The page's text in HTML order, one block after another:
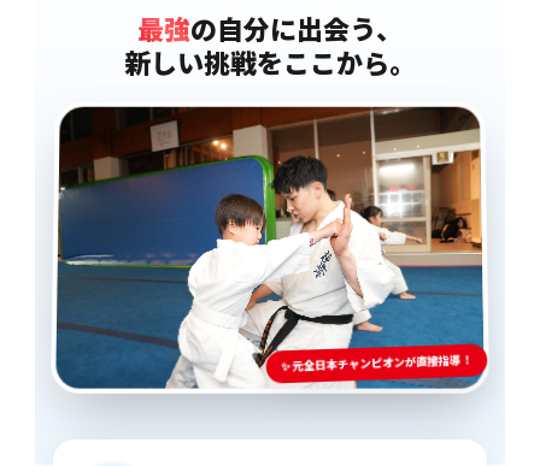
最強の自分に出会う、
新しい挑戦をここから。
✨ 元全日本チャンピオンが直接指導！